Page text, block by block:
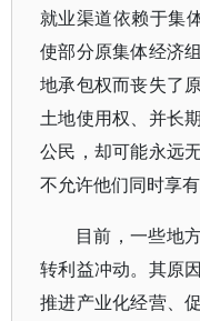
就业渠道依赖于集
使部分原集体经济
地承包权而丧失了
土地使用权、并长
公民，却可能永远
不允许他们同时享
目前，一些地
转利益冲动。其原
推进产业化经营、